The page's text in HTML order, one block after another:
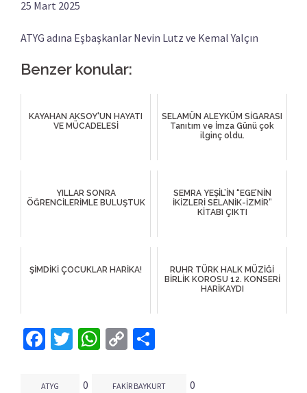
25 Mart 2025
ATYG adına Eşbaşkanlar Nevin Lutz ve Kemal Yalçın
Benzer konular:
KAYAHAN AKSOY'UN HAYATI
VE MÜCADELESİ
SELAMÜN ALEYKÜM SİGARASI
Tanıtım ve İmza Günü çok
ilginç oldu.
YILLAR SONRA
ÖĞRENCİLERİMLE BULUŞTUK
SEMRA YEŞİL’İN “EGE’NİN
İKİZLERİ SELANİK-İZMİR”
KİTABI ÇIKTI
ŞİMDİKİ ÇOCUKLAR HARİKA!
RUHR TÜRK HALK MÜZİĞİ
BİRLİK KOROSU 12. KONSERİ
HARİKAYDI
Facebook
Twitter
WhatsApp
Copy
ATYG 0 FAKIR BAYKURT 0